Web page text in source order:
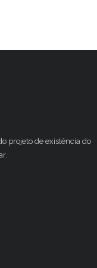
projeto de existência do